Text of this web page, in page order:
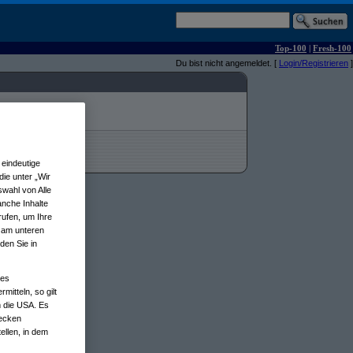
Top-100 | Fresh-100
Du bist nicht angemeldet. [ Login/Registrieren ]
unter „Wir
von Alle
Inhalte
um Ihre
unteren
Sie in
so gilt
die USA. Es
in dem